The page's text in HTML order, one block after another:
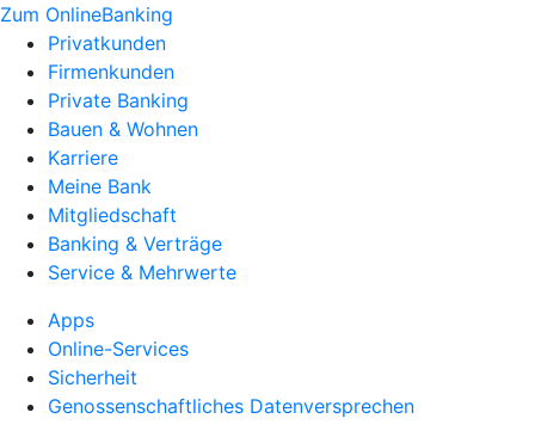
Zum OnlineBanking
Privatkunden
Firmenkunden
Private Banking
Bauen & Wohnen
Karriere
Meine Bank
Mitgliedschaft
Banking & Verträge
Service & Mehrwerte
Apps
Online-Services
Sicherheit
Genossenschaftliches Datenversprechen